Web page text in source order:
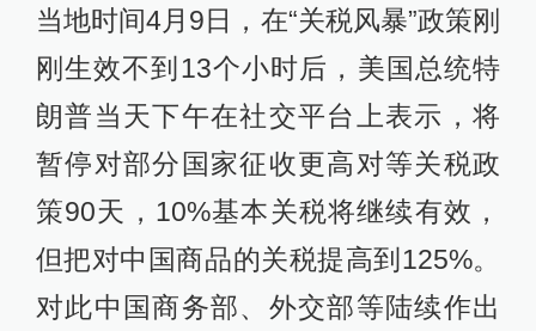
当地时间4月9日，在“关税风暴”政策刚
刚生效不到13个小时后，美国总统特
朗普当天下午在社交平台上表示，将
暂停对部分国家征收更高对等关税政
策90天，10%基本关税将继续有效，
但把对中国商品的关税提高到125%。
对此中国商务部、外交部等陆续作出